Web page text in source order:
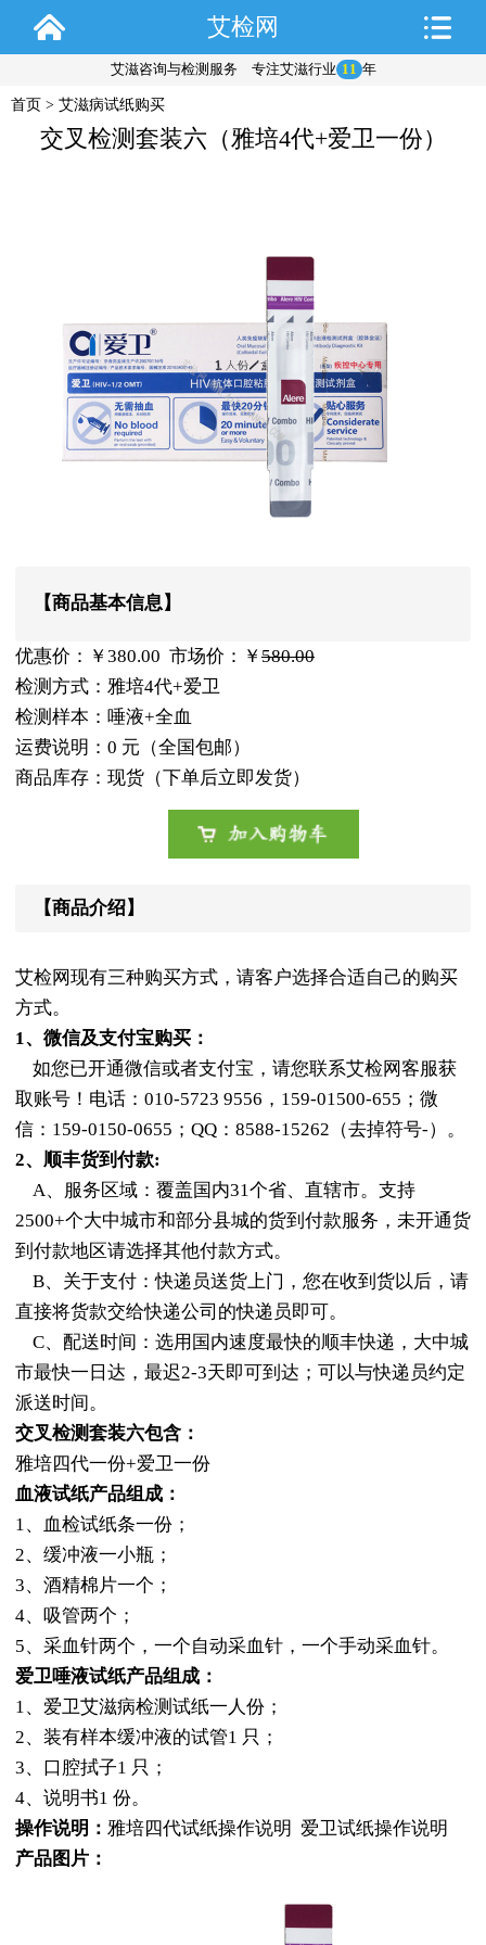
艾检网
艾滋咨询与检测服务 专注艾滋行业 11 年
首页 > 艾滋病试纸购买
交叉检测套装六（雅培4代+爱卫一份）
【商品基本信息】
优惠价：￥380.00 市场价：￥ 580.00
检测方式：雅培4代+爱卫
检测样本：唾液+全血
运费说明：0 元（全国包邮）
商品库存：现货（下单后立即发货）
【商品介绍】
艾检网现有三种购买方式，请客户选择合适自己的购买
方式。
1、微信及支付宝购买：
如您已开通微信或者支付宝，请您联系艾检网客服获
取账号！电话：010-5723 9556，159-01500-655；微
信：159-0150-0655；QQ：8588-15262（去掉符号-）。
2、顺丰货到付款:
A、服务区域：覆盖国内31个省、直辖市。支持
2500+个大中城市和部分县城的货到付款服务，未开通货
到付款地区请选择其他付款方式。
B、关于支付：快递员送货上门，您在收到货以后，请
直接将货款交给快递公司的快递员即可。
C、配送时间：选用国内速度最快的顺丰快递，大中城
市最快一日达，最迟2-3天即可到达；可以与快递员约定
派送时间。
交叉检测套装六包含：
雅培四代一份+爱卫一份
血液试纸产品组成：
1、血检试纸条一份；
2、缓冲液一小瓶；
3、酒精棉片一个；
4、吸管两个；
5、采血针两个，一个自动采血针，一个手动采血针。
爱卫唾液试纸产品组成：
1、爱卫艾滋病检测 试纸一人份；
2、装有样本缓冲液的试管1 只；
3、口腔拭子1 只；
4、说明书1 份。
操作说明： 雅培四代试纸操作说明 爱卫试纸操作说明
产品图片：